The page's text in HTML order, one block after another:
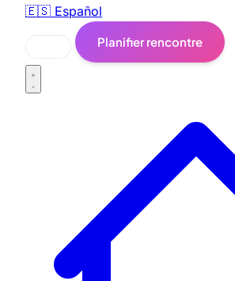
🇪🇸 Español
Planifier rencontre